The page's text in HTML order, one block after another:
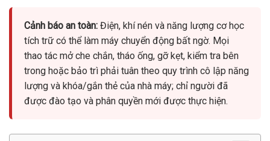
Cảnh báo an toàn: Điện, khí nén và năng lượng cơ học
tích trữ có thể làm máy chuyển động bất ngờ. Mọi
thao tác mở che chắn, tháo ống, gỡ kẹt, kiểm tra bên
trong hoặc bảo trì phải tuân theo quy trình cô lập năng
lượng và khóa/gắn thẻ của nhà máy; chỉ người đã
được đào tạo và phân quyền mới được thực hiện.